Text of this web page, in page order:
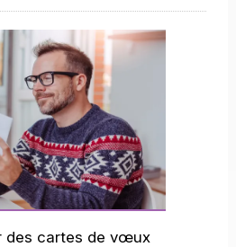
des cartes de vœux